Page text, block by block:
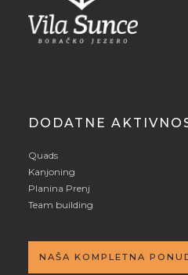
DODATNE
Quads
Kanjoning
Planina Prenj
Team building
NAŠA KOMPLETNA